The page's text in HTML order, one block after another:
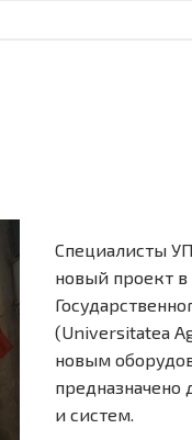
Специалисты
новый проект
(Universitatea
новым
предназначено
и систем.